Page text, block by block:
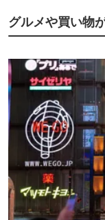
グルメや買い物